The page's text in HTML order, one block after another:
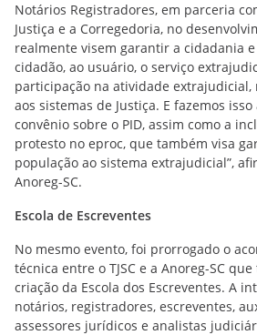
Notários Registradores, em parceria
Justiça e a Corregedoria, no
realmente visem garantir a cidadania
cidadão, ao usuário, o serviço
participação na atividade extrajudicial,
aos sistemas de Justiça. E fazemos
convênio sobre o PID, assim como a
protesto no eproc, que também visa
população ao sistema extrajudicial”,
Anoreg-SC.
Escola de Escreventes
No mesmo evento, foi prorrogado o
técnica entre o TJSC e a Anoreg-SC
criação da Escola dos Escreventes. A
notários, registradores, escreventes,
assessores jurídicos e analistas